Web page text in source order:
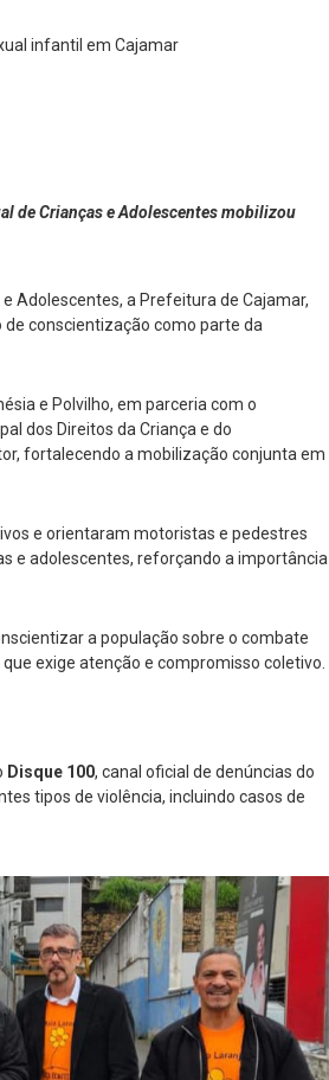
de Crianças e Adolescentes mobilizou
Adolescentes, a Prefeitura de Cajamar,
conscientização como parte da
e Polvilho, em parceria com o
dos Direitos da Criança e do
fortalecendo a mobilização conjunta em
e orientaram motoristas e pedestres
e adolescentes, reforçando a importância
a população sobre o combate
exige atenção e compromisso coletivo.
Disque 100, canal oficial de denúncias do
tipos de violência, incluindo casos de